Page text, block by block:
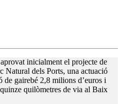
inicialment el projecte de
Natural dels Ports, una actuació
de gairebé 2,8 milions d’euros i
quilòmetres de via al Baix